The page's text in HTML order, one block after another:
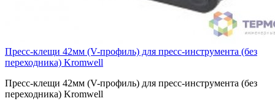
Пресс-клещи 42мм (V-профиль) для пресс-инструмента (без
переходника) Kromwell
Пресс-клещи 42мм (V-профиль) для пресс-инструмента (без
переходника) Kromwell